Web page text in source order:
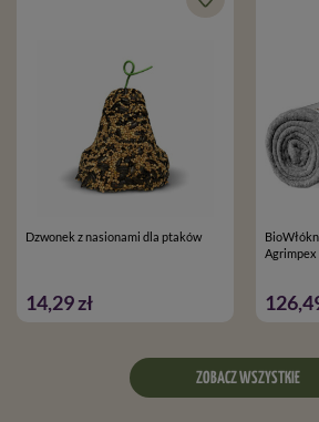
Dzwonek z nasionami dla ptaków
14,29 zł
Agrimpex
ZOBACZ WSZYSTKIE